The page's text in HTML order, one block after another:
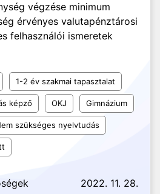
végzése minimum
érvényes valutapénztárosi
felhasználói ismeretek
1-2 év szakmai tapasztalat
képző OKJ Gimnázium
szükséges nyelvtudás
2022. 11. 28.